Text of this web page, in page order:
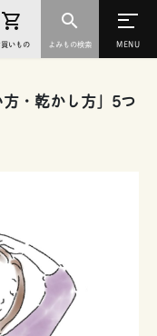
・乾かし方」5つ
買いもの よみもの検索